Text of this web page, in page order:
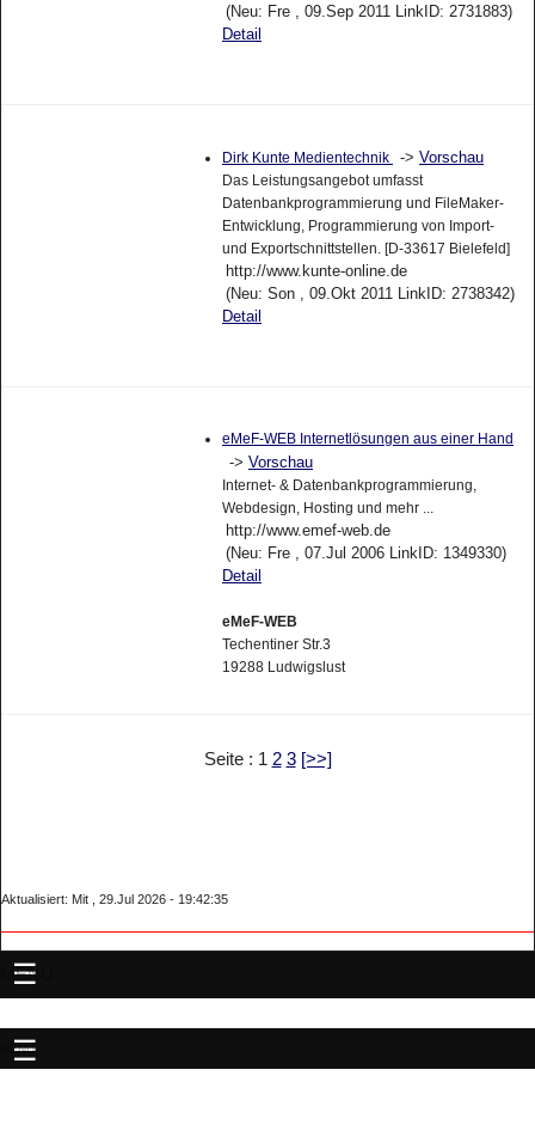
(Neu: Fre , 09.Sep 2011 LinkID: 2731883)
Detail
Dirk Kunte Medientechnik -> Vorschau
Das Leistungsangebot umfasst
Datenbankprogrammierung und FileMaker-
Entwicklung, Programmierung von Import-
und Exportschnittstellen. [D-33617 Bielefeld]
http://www.kunte-online.de
(Neu: Son , 09.Okt 2011 LinkID: 2738342)
Detail
eMeF-WEB Internetlösungen aus einer Hand
-> Vorschau
Internet- & Datenbankprogrammierung,
Webdesign, Hosting und mehr ...
http://www.emef-web.de
(Neu: Fre , 07.Jul 2006 LinkID: 1349330)
Detail
eMeF-WEB
Techentiner Str.3
19288 Ludwigslust
Seite : 1 2 3 [>>]
Aktualisiert: Mit , 29.Jul 2026 - 19:42:35
MENU
MENU